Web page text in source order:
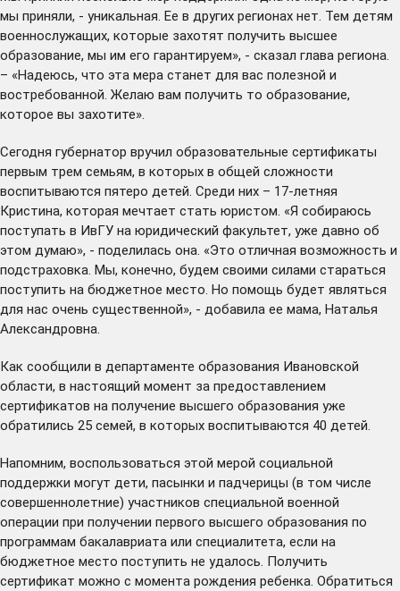
мы приняли, - уникальная. Ее в других регионах нет. Тем детям
военнослужащих, которые захотят получить высшее
образование, мы им его гарантируем», - сказал глава региона.
– «Надеюсь, что эта мера станет для вас полезной и
востребованной. Желаю вам получить то образование,
которое вы захотите».
Сегодня губернатор вручил образовательные сертификаты
первым трем семьям, в которых в общей сложности
воспитываются пятеро детей. Среди них – 17-летняя
Кристина, которая мечтает стать юристом. «Я собираюсь
поступать в ИвГУ на юридический факультет, уже давно об
этом думаю», - поделилась она. «Это отличная возможность и
подстраховка. Мы, конечно, будем своими силами стараться
поступить на бюджетное место. Но помощь будет являться
для нас очень существенной», - добавила ее мама, Наталья
Александровна.
Как сообщили в департаменте образования Ивановской
области, в настоящий момент за предоставлением
сертификатов на получение высшего образования уже
обратились 25 семей, в которых воспитываются 40 детей.
Напомним, воспользоваться этой мерой социальной
поддержки могут дети, пасынки и падчерицы (в том числе
совершеннолетние) участников специальной военной
операции при получении первого высшего образования по
программам бакалавриата или специалитета, если на
бюджетное место поступить не удалось. Получить
сертификат можно с момента рождения ребенка. Обратиться